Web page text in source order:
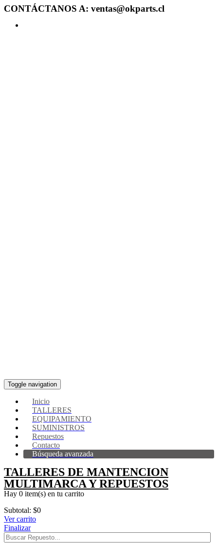
CONTÁCTANOS A: ventas@okparts.cl
Toggle navigation
Inicio
TALLERES
EQUIPAMIENTO
SUMINISTROS
Repuestos
Contacto
Búsqueda avanzada
TALLERES DE MANTENCION
MULTIMARCA Y REPUESTOS
Hay 0 item(s) en tu carrito
Subtotal: $0
Ver carrito
Finalizar